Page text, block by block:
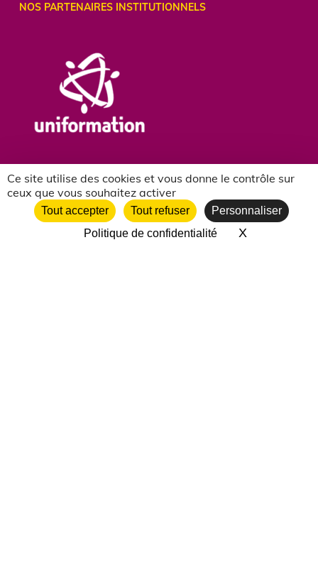
Ce site utilise des cookies et vous donne le contrôle sur
ceux que vous souhaitez activer
Tout accepter Tout refuser
Personnaliser
Politique de confidentialité
XMasquer le
NOS PARTENAIRES INSTITUTIONNELS
NOS PARTENAIRES ASSOCIATIFS